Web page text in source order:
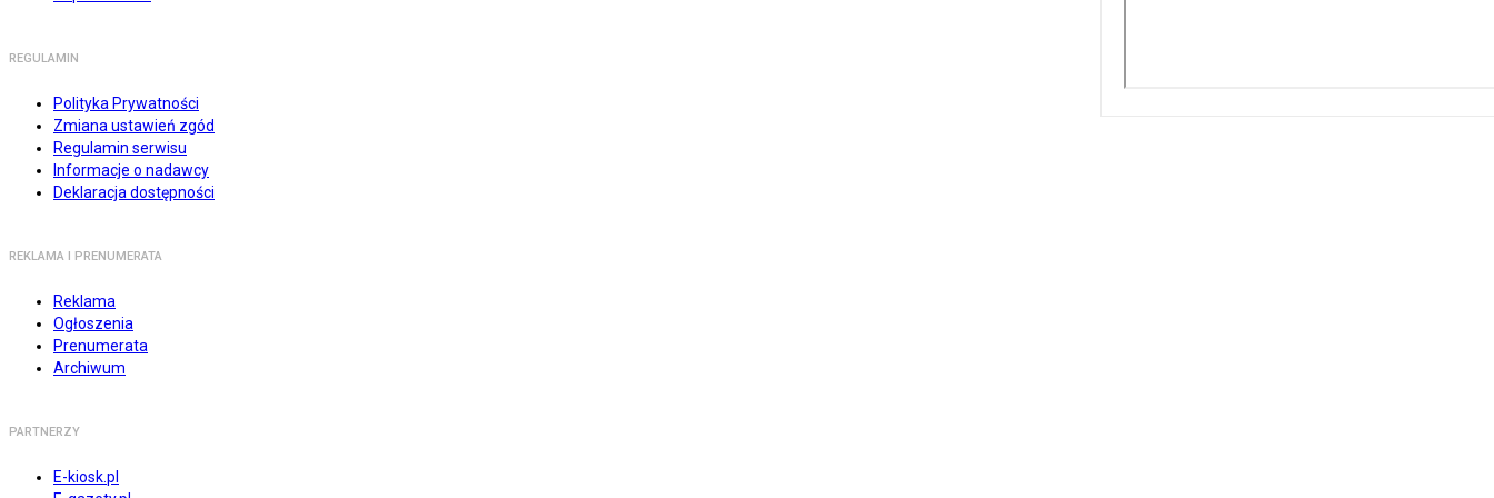
REGULAMIN
Polityka Prywatności
Zmiana ustawień zgód
Regulamin serwisu
Informacje o nadawcy
Deklaracja dostępności
REKLAMA I PRENUMERATA
Reklama
Ogłoszenia
Prenumerata
Archiwum
PARTNERZY
E-kiosk.pl